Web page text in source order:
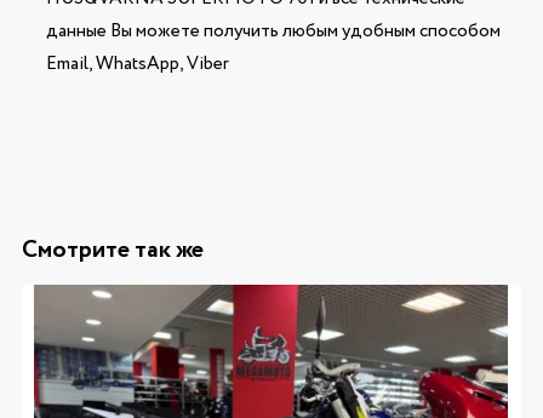
данные Вы можете получить любым удобным способом
Email, WhatsApp, Viber
Смотрите так же